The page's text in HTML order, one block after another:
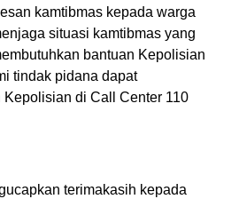
kamtibmas kepada warga
situasi kamtibmas yang
bantuan Kepolisian
tindak pidana dapat
di Call Center 110
terimakasih kepada